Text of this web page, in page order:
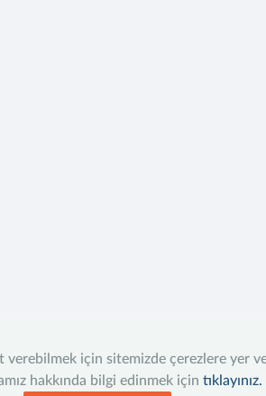
verebilmek için sitemizde çerezlere yer
hakkında bilgi edinmek için tıklayınız.